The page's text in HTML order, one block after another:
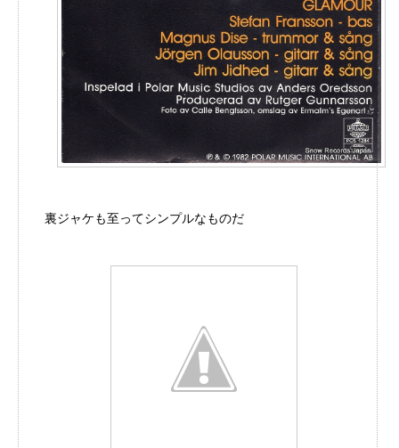
裏ジャケも至ってシンプルなものだ